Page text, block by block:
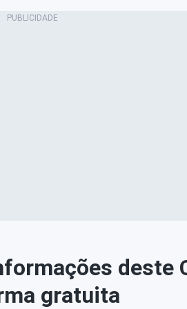
deste
gratuita